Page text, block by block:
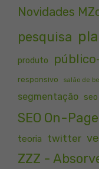
Novidades
pesquisa
produto
responsivo salão de
segmentação seo
SEO On-Page
teoria twitter
ZZZ -